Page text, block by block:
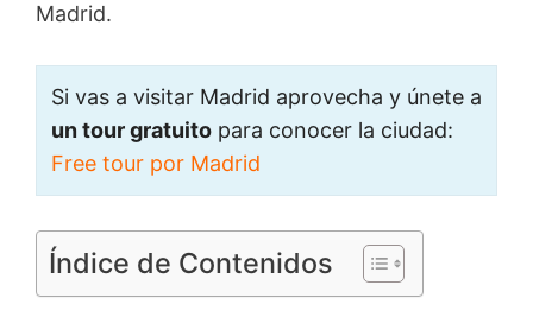
Madrid.
Si vas a visitar Madrid aprovecha y únete a
un tour gratuito para conocer la ciudad:
Free tour por Madrid
Índice de Contenidos